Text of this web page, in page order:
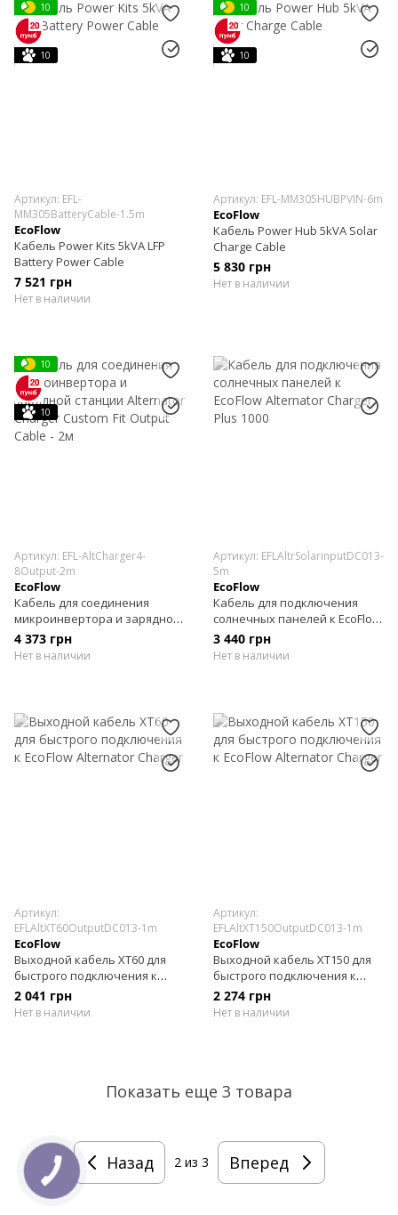
10
10
Артикул: EFL-
MM305BatteryCable-1.5m
EcoFlow
Кабель Power Kits 5kVA LFP
Battery Power Cable
7 521 грн
Нет в наличии
10
10
Артикул: EFL-MM305HUBPVIN-6m
EcoFlow
Кабель Power Hub 5kVA Solar
Charge Cable
5 830 грн
Нет в наличии
10
10
Артикул: EFL-AltCharger4-
8Output-2m
EcoFlow
Кабель для соединения
микроинвертора и зарядной
станции Alternator Charger
Custom Fit Output Cable - 2м
4 373 грн
Нет в наличии
Артикул: EFLAltrSolarinputDC013-
5m
EcoFlow
Кабель для подключения
солнечных панелей к EcoFlow
Alternator Charger Plus 1000
3 440 грн
Нет в наличии
Артикул:
EFLAltXT60OutputDC013-1m
EcoFlow
Выходной кабель XT60 для
быстрого подключения к
EcoFlow Alternator Charger
2 041 грн
Нет в наличии
Артикул:
EFLAltXT150OutputDC013-1m
EcoFlow
Выходной кабель XT150 для
быстрого подключения к
EcoFlow Alternator Charger
2 274 грн
Нет в наличии
Показать еще 3 товара
Назад 2из 3 Вперед